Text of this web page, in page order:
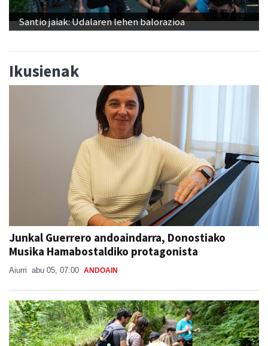
Santio jaiak: Udalaren lehen balorazioa
Ikusienak
Junkal Guerrero andoaindarra, Donostiako
Musika Hamabostaldiko protagonista
Aiurri abu 05, 07:00 ANDOAIN